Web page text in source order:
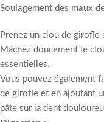
Soulagement des maux
Prenez un clou de
Mâchez doucement le
essentielles.
Vous pouvez également
de girofle et en ajoutant
pâte sur la dent